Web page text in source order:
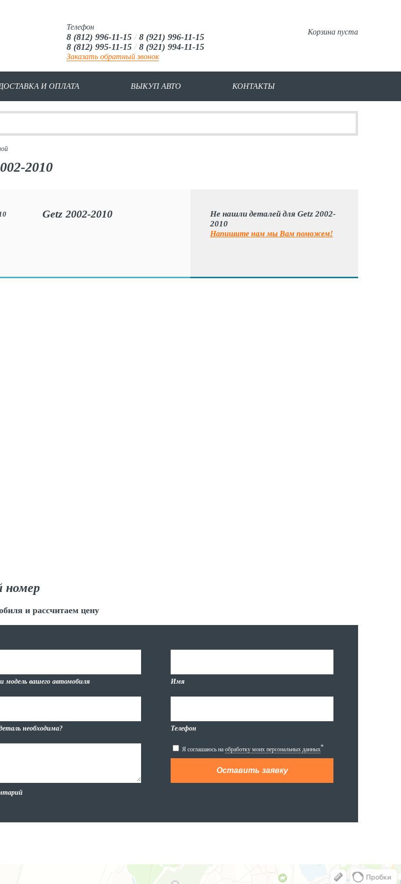
Корзина пуста
Телефон
8 (812) 996-11-15 / 8 (921) 996-11-15
8 (812) 995-11-15 / 8 (921) 994-11-15
Заказать обратный звонок
И ОПЛАТА ВЫКУП АВТО КОНТАКТЫ
2010
Getz 2002-2010
Не нашли деталей для Getz 2002-
2010
Напишите нам мы Вам поможем!
номер
и рассчитаем цену
модель вашего автомобиля
необходима?
Имя
Телефон
Я соглашаюсь на обработку моих персональных данных*